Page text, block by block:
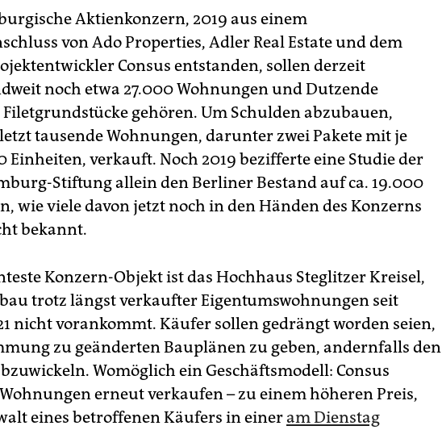
Aktienkonzern, 2019 aus einem
von Ado Properties, Adler Real Estate und dem
Consus entstanden, sollen derzeit
noch etwa 27.000 Wohnungen und Dutzende
gehören. Um Schulden abzubauen,
tausende Wohnungen, darunter zwei Pakete mit je
Einheiten, verkauft. Noch 2019 bezifferte eine Studie der
Stiftung allein den Berliner Bestand auf ca. 19.000
wie viele davon jetzt noch in den Händen des Konzerns
bekannt.
Konzern-Objekt ist das Hochhaus Steglitzer Kreisel,
trotz längst verkaufter Eigentumswohnungen seit
nicht vorankommt. Käufer sollen gedrängt worden seien,
zu geänderten Bauplänen zu geben, andernfalls den
Womöglich ein Geschäftsmodell: Consus
erneut verkaufen – zu einem höheren Preis,
eines betroffenen Käufers in einer am Dienstag